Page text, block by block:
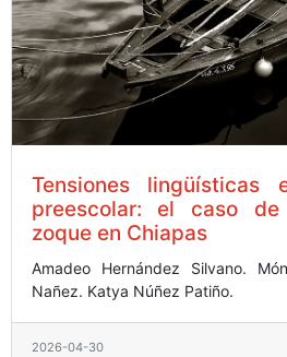
Tensiones lingüísticas
preescolar: el caso de
zoque en Chiapas
Amadeo Hernández Silvano.
Nañez. Katya Núñez Patiño.
2026-04-30